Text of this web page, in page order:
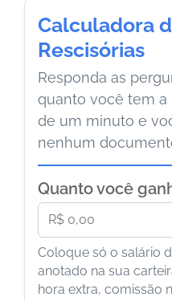
Calculadora
Rescisórias
Responda as
quanto você tem a
de um minuto e
nenhum
Quanto você
Coloque só o salário
anotado na sua
hora extra, comissão